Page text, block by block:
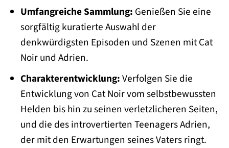
Umfangreiche Sammlung: Genießen Sie eine
sorgfältig kuratierte Auswahl der
denkwürdigsten Episoden und Szenen mit Cat
Noir und Adrien.
Charakterentwicklung:Verfolgen Sie die
Entwicklung von Cat Noir vom selbstbewussten
Helden bis hin zu seinen verletzlicheren Seiten,
und die des introvertierten Teenagers Adrien,
der mit den Erwartungen seines Vaters ringt.